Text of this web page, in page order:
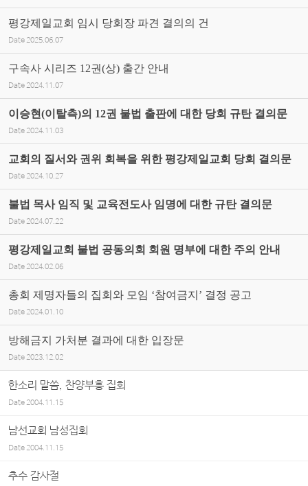
평강제일교회 임시 당회장 파견 결의의 건
Date 2025.06.07
구속사 시리즈 12권(상) 출간 안내
Date 2024.11.07
이승현(이탈측)의 12권 불법 출판에 대한 당회 규탄 결의문
Date 2024.11.03
교회의 질서와 권위 회복을 위한 평강제일교회 당회 결의문
Date 2024.10.27
불법 목사 임직 및 교육전도사 임명에 대한 규탄 결의문
Date 2024.07.22
평강제일교회 불법 공동의회 회원 명부에 대한 주의 안내
Date 2024.02.06
총회 제명자들의 집회와 모임 ‘참여금지’ 결정 공고
Date 2024.01.10
방해금지 가처분 결과에 대한 입장문
Date 2023.12.02
한소리 말씀, 찬양부흥 집회
Date2004.11.15
남선교회 남성집회
Date2004.11.15
추수 감사절